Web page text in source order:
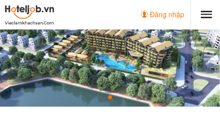
Đăng nhập